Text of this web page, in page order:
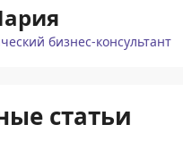
бизнес-консультант
статьи